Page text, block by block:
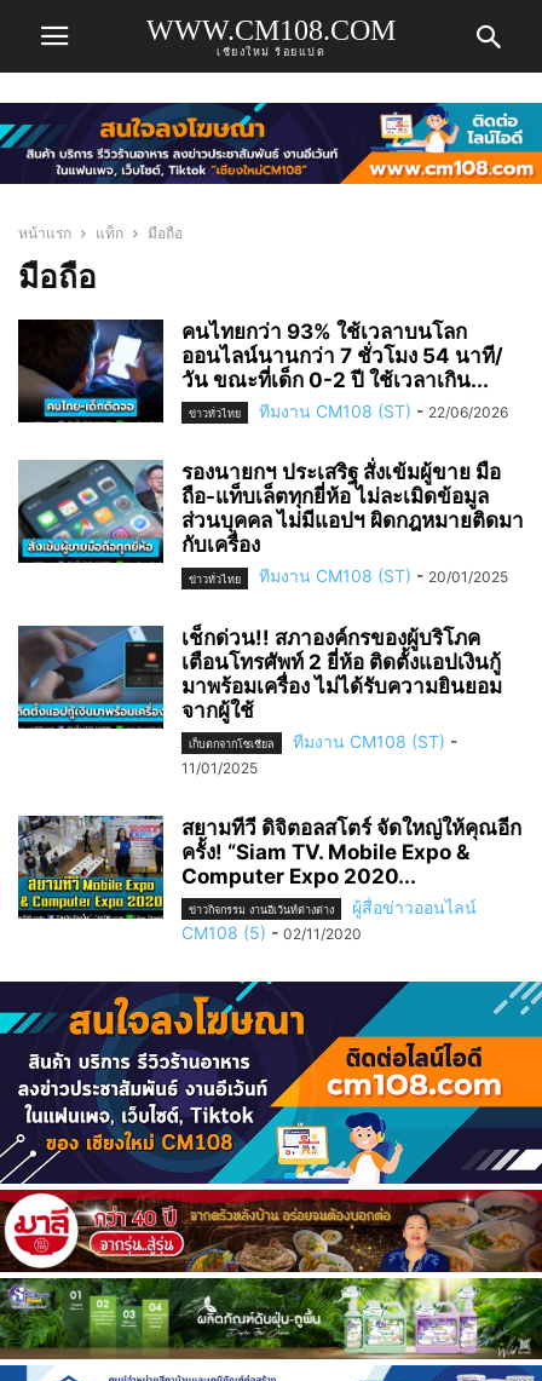
WWW.CM108.COM
เชียงใหม่ ร้อยแปด
หน้าแรก แท็ก มือถือ
มือถือ
คนไทยกว่า 93% ใช้เวลาบนโลก
ออนไลน์นานกว่า 7 ชั่วโมง 54 นาที/
วัน ขณะที่เด็ก 0-2 ปี ใช้เวลาเกิน...
ข่าวทั่วไทย ทีมงาน CM108 (ST) - 22/06/2026
รองนายกฯ ประเสริฐ สั่งเข้มผู้ขาย มือ
ถือ-แท็บเล็ตทุกยี่ห้อ ไม่ละเมิดข้อมูล
ส่วนบุคคล ไม่มีแอปฯ ผิดกฎหมายติดมา
กับเครื่อง
ข่าวทั่วไทย ทีมงาน CM108 (ST) - 20/01/2025
เช็กด่วน!! สภาองค์กรของผู้บริโภค
เตือนโทรศัพท์ 2 ยี่ห้อ ติดตั้งแอปเงินกู้
มาพร้อมเครื่อง ไม่ได้รับความยินยอม
จากผู้ใช้
เก็บตกจากโซเชียล ทีมงาน CM108 (ST) -
11/01/2025
สยามทีวี ดิจิตอลสโตร์ จัดใหญ่ให้คุณอีก
ครั้ง! “Siam TV. Mobile Expo &
Computer Expo 2020...
ข่าวกิจกรรม งานอีเว้นท์ต่างต่าง
ผู้สื่อข่าวออนไลน์
CM108 (5) - 02/11/2020